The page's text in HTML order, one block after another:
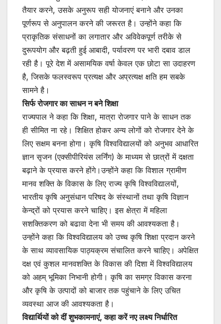
तैयार करने, उसके अनुरूप सही योजनाएं बनाने और उनका
पूर्णरूप से अनुपालन करने की जरूरत है। उन्होंने कहा कि
प्राकृतिक संसाधनों का लगातार और अविवेकपूर्ण तरीके से
दुरूपयोग और बढ़ती हुई आबादी, पर्यावरण पर भारी दबाव डाल
रही है। पूरे देश में असामयिक वर्षा केवल एक छोटा सा उदाहरण
है, जिसके फलस्वरूप प्रत्यक्ष और अप्रत्यक्ष क्षति हम सबके
सामने है।
सिर्फ रोजगार का साधन न बने शिक्षा
राज्यपाल ने कहा कि शिक्षा, मात्रा रोजगार पाने के साधन तक
ही सीमित ना रहे। शिक्षित होकर अन्य लोगों को रोजगार देने के
लिए सक्षम बनना होगा। कृषि विश्वविद्यालयों को अनुभव आधारित
ज्ञान सृजन (एक्सीपीरियंस लर्निंग) के माध्यम से छात्रों में दक्षता
बढ़ाने के प्रयास करने होंगे।उन्होंने कहा कि विशाल ग्रामीण
मानव शक्ति के विकास के लिए राज्य कृषि विश्वविद्यालयों,
भारतीय कृषि अनुसंधान परिषद के संस्थानों तथा कृषि विज्ञान
केन्द्रों को प्रयास करने चाहिए। इस क्षेत्रा में महिला
सशक्तिकरण को बढावा देना भी समय की आवश्यकता है।
उन्होंने कहा कि विश्वविद्यालय को उच्च कृषि शिक्षा प्रदान करने
के साथ व्यावसायिक पाठ्यक्रम संचालित करने चाहिए। अपेक्षित
दक्ष एवं कुशल मानवशक्ति के विकास की दिशा में विश्वविद्यालय
को अहम् भूमिका निभानी होगी। कृषि का समग्र विकास करना
और कृषि के उत्पादों को बाजार तक पहुंचाने के लिए उचित
व्यवस्था आज की आवश्यकता है।
विद्यार्थियों को दीं शुभकामनाएं, कहा करें नए लक्ष्य निर्धारित